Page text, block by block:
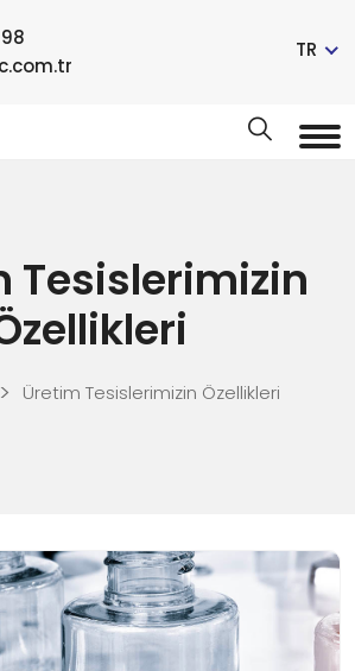
TR
Tesislerimizin
Üretim Tesislerimizin Özellikleri